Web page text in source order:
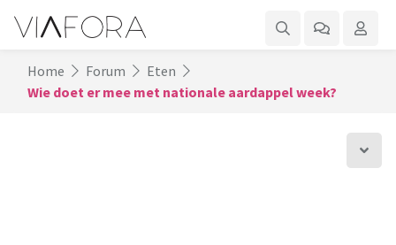
Home Forum
Eten
Wie doet er mee met nationale aardappel week?